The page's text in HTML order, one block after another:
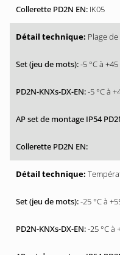
IK05
Plage
-5 °C à +45
-5 °C à
-25 °C à
-25 °C à